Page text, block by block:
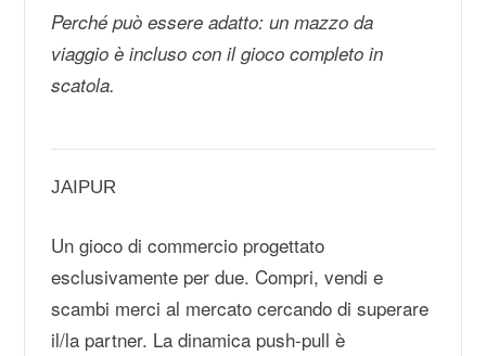
Perché può essere adatto: un mazzo da
viaggio è incluso con il gioco completo in
scatola.
JAIPUR
Un gioco di commercio progettato
esclusivamente per due. Compri, vendi e
scambi merci al mercato cercando di superare
il/la partner. La dinamica push-pull è